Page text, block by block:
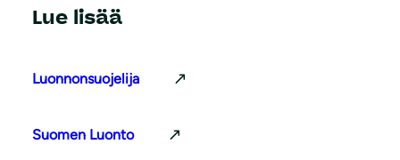
Lue lisää
Luonnonsuojelija
Suomen Luonto